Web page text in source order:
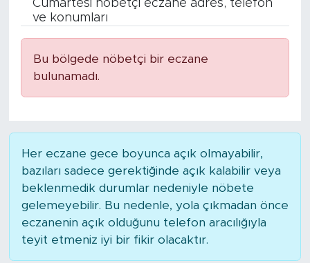
Cumartesi nöbetçi eczane adres, telefon
ve konumları
Bu bölgede nöbetçi bir eczane
bulunamadı.
Her eczane gece boyunca açık olmayabilir,
bazıları sadece gerektiğinde açık kalabilir veya
beklenmedik durumlar nedeniyle nöbete
gelemeyebilir. Bu nedenle, yola çıkmadan önce
eczanenin açık olduğunu telefon aracılığıyla
teyit etmeniz iyi bir fikir olacaktır.
RÖPÖRTAJ
KULİS
YAZARLAR
DİNİ